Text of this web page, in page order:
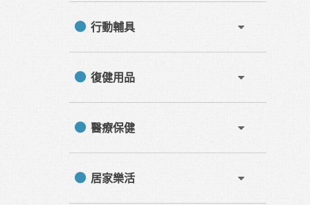
行動輔具
復健用品
醫療保健
居家樂活